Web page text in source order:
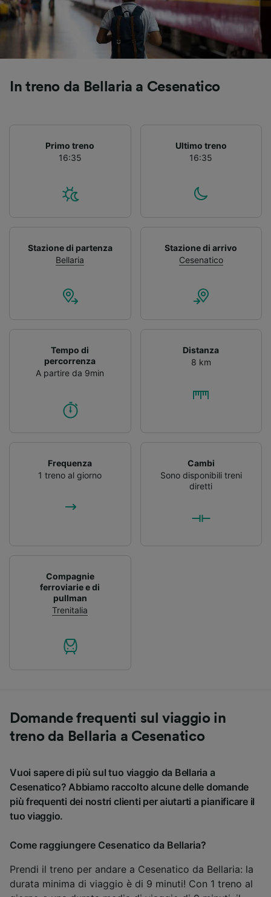
In treno da Bellaria a Cesenatico
Primo treno
16:35
Ultimo treno
16:35
Stazione di partenza
Bellaria
Stazione di arrivo
Cesenatico
Tempo di
percorrenza
A partire da 9min
Distanza
8 km
Frequenza
1 treno al giorno
Cambi
Sono disponibili treni
diretti
Compagnie
ferroviarie e di
pullman
Trenitalia
Domande frequenti sul viaggio in
treno da Bellaria a Cesenatico
Vuoi sapere di più sul tuo viaggio da Bellaria a
Cesenatico? Abbiamo raccolto alcune delle domande
più frequenti dei nostri clienti per aiutarti a pianificare il
tuo viaggio.
Come raggiungere Cesenatico da Bellaria?
Prendi il treno per andare a Cesenatico da Bellaria: la
durata minima di viaggio è di 9 minuti! Con 1 treno al
Utilizzare dati di geolocalizzazione precisi.
Scansione attiva delle caratteristiche del
dispositivo ai fini dell’identificazione.
Archiviare informazioni su dispositivo e/o
accedervi. Pubblicità e contenuti
dei contenuti e degli annunci, ricerche sul